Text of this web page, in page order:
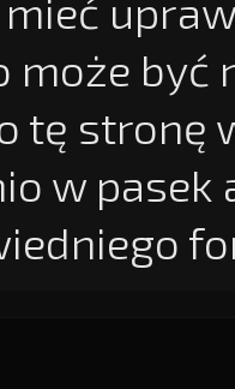
może
tę stronę
w